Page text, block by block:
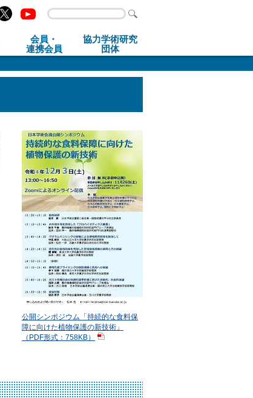
会員・
連携会員
協力学術研究
団体
公開シンポジウム「持続的な食料保
障に向けた植物保護の新技術」
（PDF形式：758KB）